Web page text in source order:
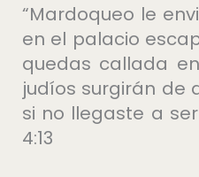
“Mardoqueo le
en el palacio
quedas callada
judíos surgirán de
si no llegaste a
4:13